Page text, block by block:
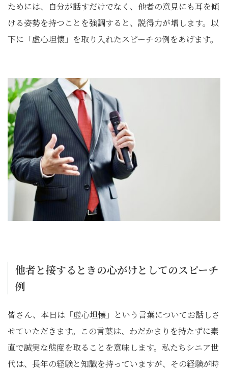
ためには、自分が話すだけでなく、他者の意見にも耳を傾
ける姿勢を持つことを強調すると、説得力が増します。以
下に「虚心坦懐」を取り入れたスピーチの例をあげます。
他者と接するときの心がけとしてのスピーチ
例
皆さん、本日は「虚心坦懐」という言葉についてお話しさ
せていただきます。この言葉は、わだかまりを持たずに素
直で誠実な態度を取ることを意味します。私たちシニア世
代は、長年の経験と知識を持っていますが、その経験が時